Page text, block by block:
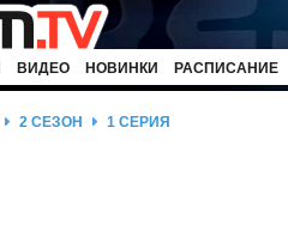
ВИДЕО НОВИНКИ РАСПИСАНИЕ
2 СЕЗОН 1 СЕРИЯ